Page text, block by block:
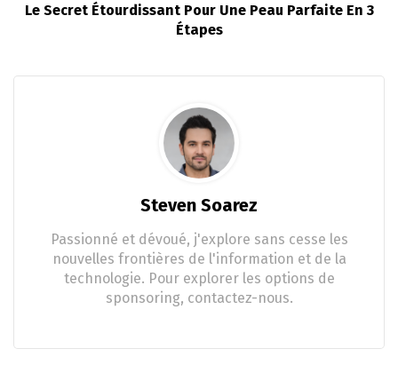
Le Secret Étourdissant Pour Une Peau Parfaite En 3
Étapes
Steven Soarez
Passionné et dévoué, j'explore sans cesse les
nouvelles frontières de l'information et de la
technologie. Pour explorer les options de
sponsoring, contactez-nous.